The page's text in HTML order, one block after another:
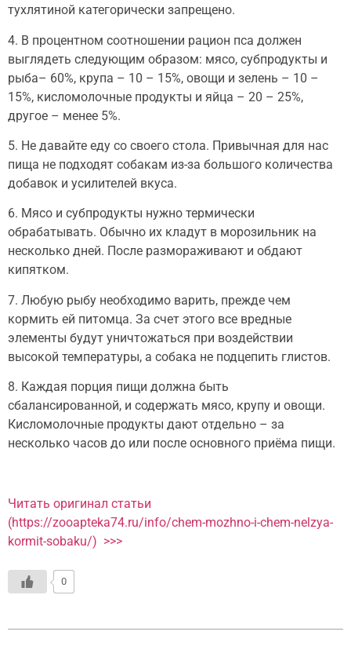
тухлятиной категорически запрещено.
4. В процентном соотношении рацион пса должен
выглядеть следующим образом: мясо, субпродукты и
рыба– 60%, крупа – 10 – 15%, овощи и зелень – 10 –
15%, кисломолочные продукты и яйца – 20 – 25%,
другое – менее 5%.
5. Не давайте еду со своего стола. Привычная для нас
пища не подходят собакам из-за большого количества
добавок и усилителей вкуса.
6. Мясо и субпродукты нужно термически
обрабатывать. Обычно их кладут в морозильник на
несколько дней. После размораживают и обдают
кипятком.
7. Любую рыбу необходимо варить, прежде чем
кормить ей питомца. За счет этого все вредные
элементы будут уничтожаться при воздействии
высокой температуры, а собака не подцепить глистов.
8. Каждая порция пищи должна быть
сбалансированной, и содержать мясо, крупу и овощи.
Кисломолочные продукты дают отдельно – за
несколько часов до или после основного приёма пищи.
Читать оригинал статьи
(https://zooapteka74.ru/info/chem-mozhno-i-chem-nelzya-
kormit-sobaku/) >>>
0